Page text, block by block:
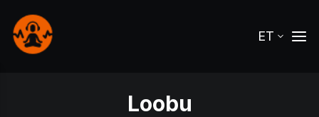
ET
Loobu